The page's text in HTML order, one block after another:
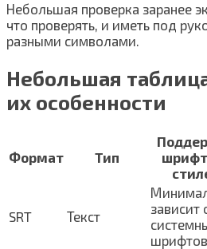
Небольшая проверка заранее
что проверять, и иметь под
разными символами.
Небольшая
их особенности
Формат Тип
SRT Текст
зависит
шрифтов